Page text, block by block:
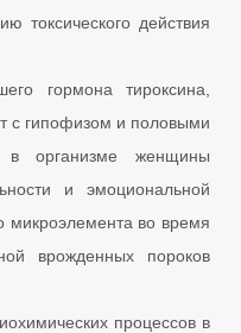
токсического действия
гормона тироксина,
с гипофизом и половыми
в организме женщины
и эмоциональной
микроэлемента во время
врожденных пороков
процессов в